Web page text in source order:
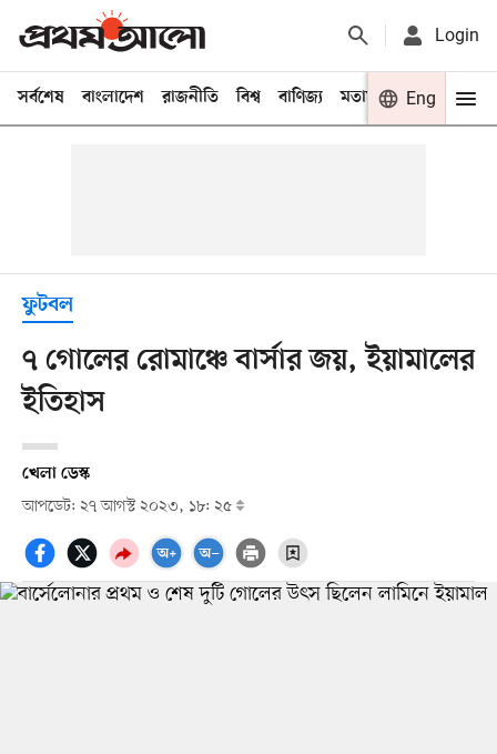
Login
সর্বশেষ বাংলাদেশ রাজনীতি বিশ্ব বাণিজ্য মতামত খেলা
Eng
ফুটবল
৭ গোলের রোমাঞ্চে বার্সার জয়, ইয়ামালের
ইতিহাস
খেলা ডেস্ক
আপডেট: ২৭ আগস্ট ২০২৩, ১৮: ২৫